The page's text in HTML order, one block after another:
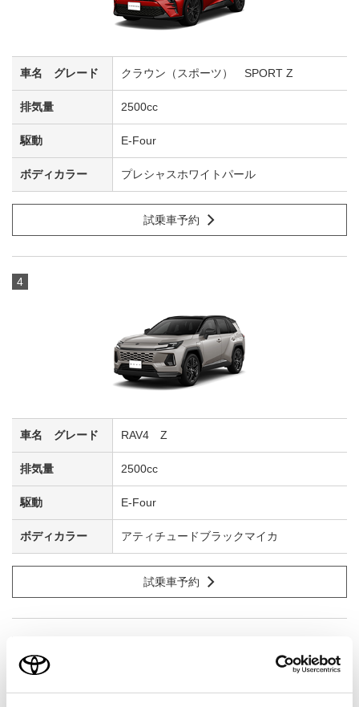
クラウン（スポーツ） SPORT Z
2500cc
E-Four
プレシャスホワイトパール
試乗車予約
4
RAV4 Z
2500cc
E-Four
アティチュードブラックマイカ
試乗車予約